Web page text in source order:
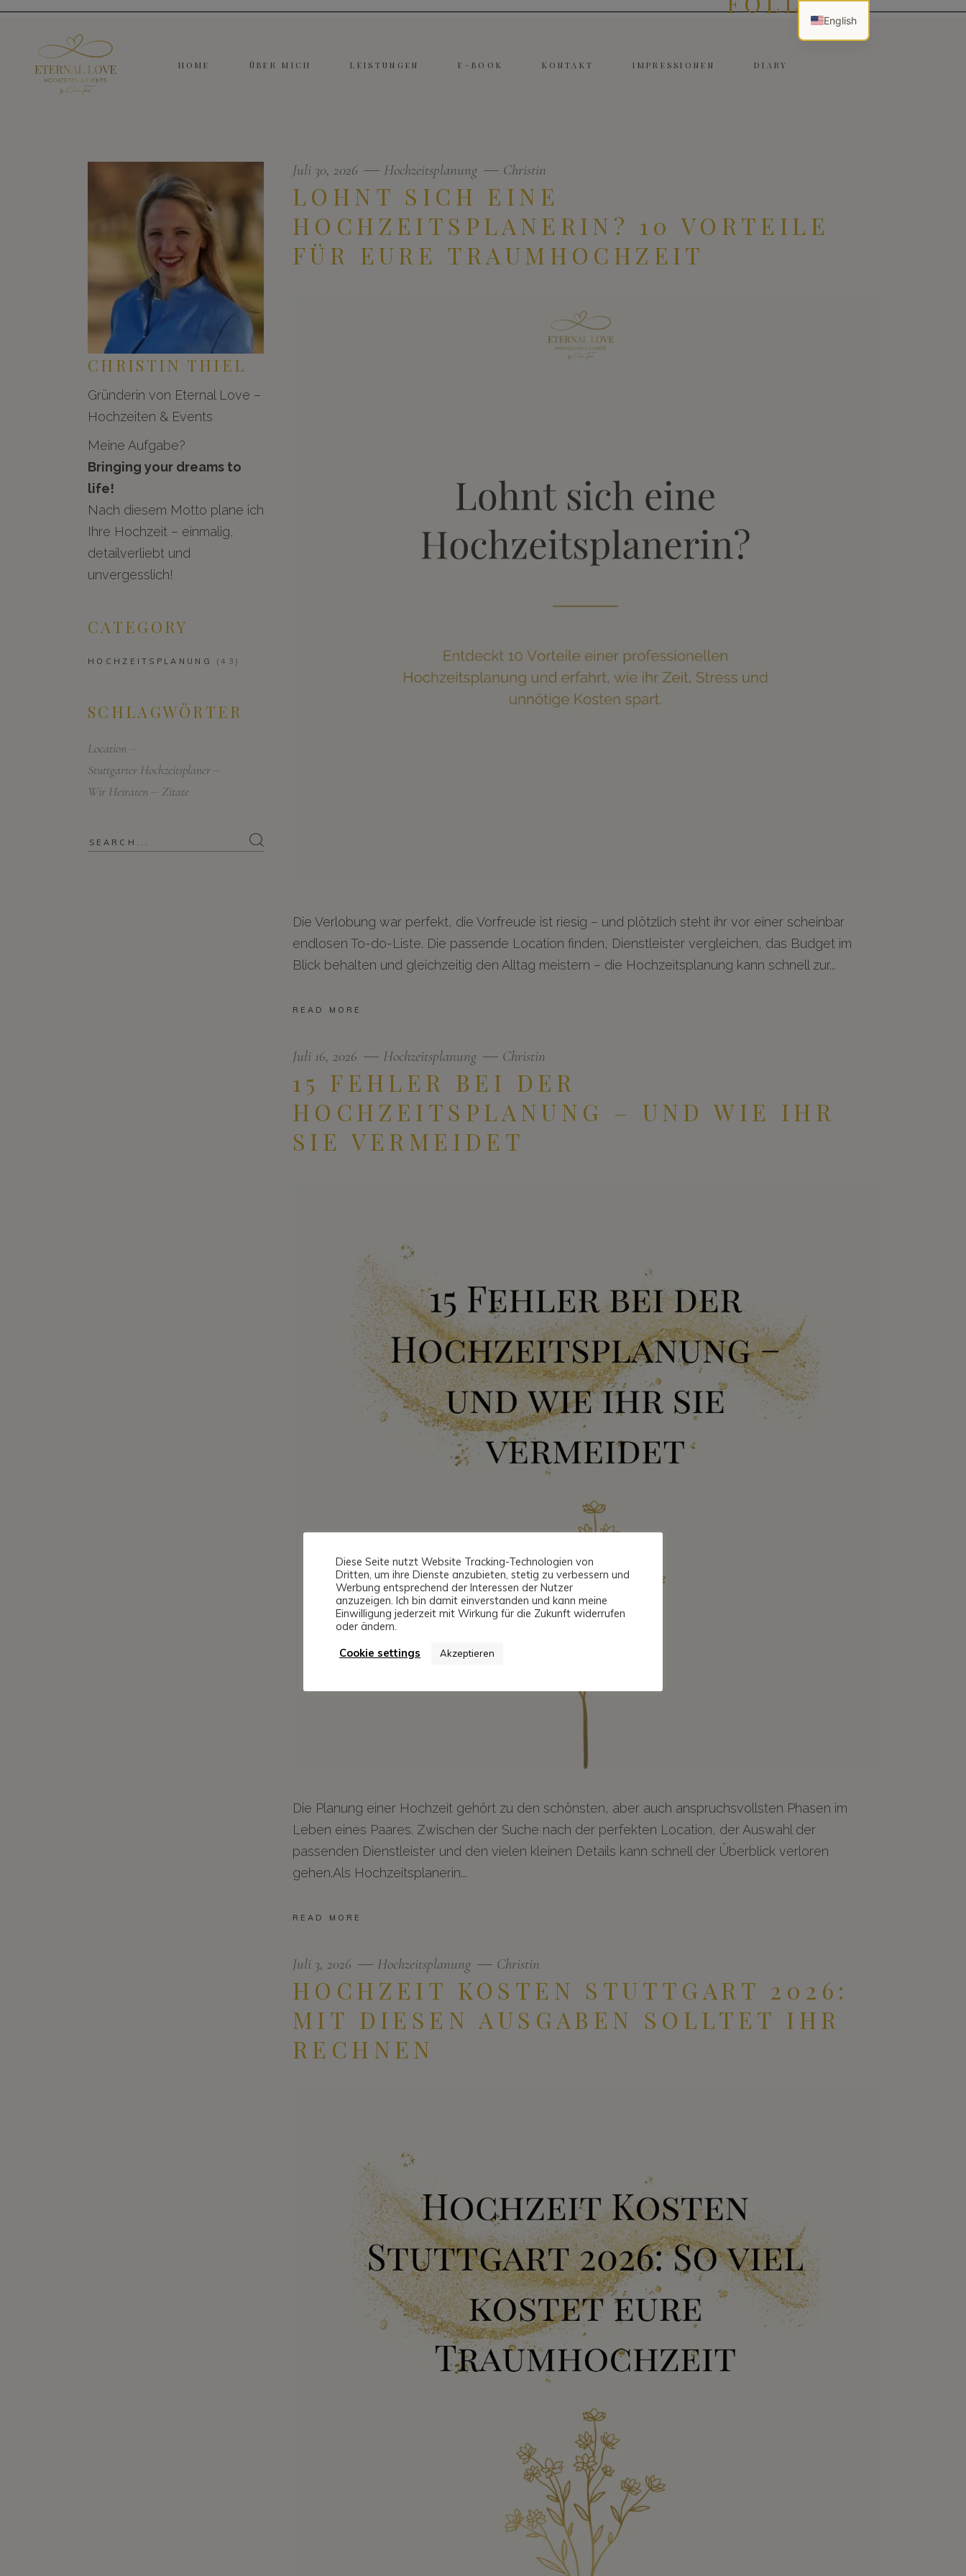
HOME ÜBER MICH LEISTUNGEN E-BOOK KONTAKT IMPRESSIONEN DIARY
Juli 30, 2026 Hochzeitsplanung Christin
LOHNT SICH EINE
HOCHZEITSPLANERIN? 10 VORTEILE
FÜR EURE TRAUMHOCHZEIT
Die Verlobung war perfekt, die Vorfreude ist riesig – und plötzlich steht ihr vor einer scheinbar
endlosen To-do-Liste. Die passende Location finden, Dienstleister vergleichen, das Budget im
Blick behalten und gleichzeitig den Alltag meistern – die Hochzeitsplanung kann schnell zur
READ MORE
Juli 16, 2026 Hochzeitsplanung Christin
15 FEHLER BEI DER
HOCHZEITSPLANUNG – UND WIE IHR
SIE VERMEIDET
Die Planung einer Hochzeit gehört zu den schönsten, aber auch anspruchsvollsten Phasen im
Leben eines Paares. Zwischen der Suche nach der perfekten Location, der Auswahl der
passenden Dienstleister und den vielen kleinen Details kann schnell der Überblick verloren
gehen.Als Hochzeitsplanerin
READ MORE
Juli 3, 2026 Hochzeitsplanung Christin
HOCHZEIT KOSTEN STUTTGART 2026:
MIT DIESEN AUSGABEN SOLLTET IHR
RECHNEN
CHRISTIN THIEL
Gründerin von Eternal Love –
Hochzeiten & Events
Meine Aufgabe?
Bringing your dreams to
life!
Nach diesem Motto plane ich
Ihre Hochzeit – einmalig,
detailverliebt und
unvergesslich!
CATEGORY
HOCHZEITSPLANUNG (43)
SCHLAGWÖRTER
Location
Stuttgarter Hochzeitsplaner
Wir Heiraten
Zitate
Search
Diese Seite nutzt Website Tracking-Technologien von
Dritten, um ihre Dienste anzubieten, stetig zu verbessern und
Werbung entsprechend der Interessen der Nutzer
anzuzeigen. Ich bin damit einverstanden und kann meine
Einwilligung jederzeit mit Wirkung für die Zukunft widerrufen
oder ändern.
Cookie settings
Akzeptieren
English